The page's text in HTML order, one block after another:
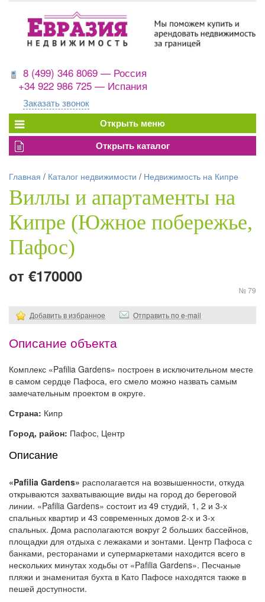
8 (499) 346 8069 — Россия
+34 922 986 725 — Испания
Заказать звонок
Главная / Каталог недвижимости / Недвижимость на Кипре
Виллы и апартаменты на
Кипре (Южное побережье,
Пафос)
от €170000
№ 79
Добавить в избранное Отправить по e-mail
Описание объекта
Комплекс «Pafilia Gardens» построен в исключительном месте
в самом сердце Пафоса, его смело можно назвать самым
замечательным проектом в округе.
Страна: Кипр
Город, район: Пафос, Центр
Описание
«Pafilia Gardens» располагается на возвышенности, откуда
открываются захватывающие виды на город до береговой
линии. «Pafilia Gardens» состоит из 49 студий, 1, 2 и 3-х
спальных квартир и 43 современных домов 2-х и 3-х
спальных. Дома располагаются вокруг 2 больших бассейнов,
площадки для отдыха с лежаками и зонтами. Центр Пафоса с
банками, ресторанами и супермаркетами находится всего в
нескольких минутах ходьбы от «Pafilia Gardens». Песчаные
пляжи и знаменитая бухта в Като Пафосе находятся также в
пешей доступности.